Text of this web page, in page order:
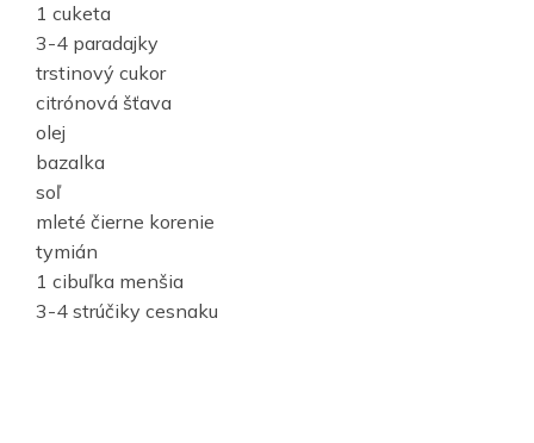
1 cuketa
3-4 paradajky
trstinový cukor
citrónová šťava
olej
bazalka
soľ
mleté čierne korenie
tymián
1 cibuľka menšia
3-4 strúčiky cesnaku